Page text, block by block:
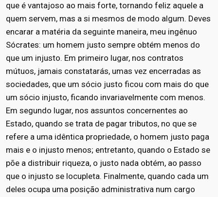
que é vantajoso ao mais forte, tornando feliz aquele a
quem servem, mas a si mesmos de modo algum. Deves
encarar a matéria da seguinte maneira, meu ingênuo
Sócrates: um homem justo sempre obtém menos do
que um injusto. Em primeiro lugar, nos contratos
mútuos, jamais constatarás, umas vez encerradas as
sociedades, que um sócio justo ficou com mais do que
um sócio injusto, ficando invariavelmente com menos.
Em segundo lugar, nos assuntos concernentes ao
Estado, quando se trata de pagar tributos, no que se
refere a uma idêntica propriedade, o homem justo paga
mais e o injusto menos; entretanto, quando o Estado se
põe a distribuir riqueza, o justo nada obtém, ao passo
que o injusto se locupleta. Finalmente, quando cada um
deles ocupa uma posição administrativa num cargo